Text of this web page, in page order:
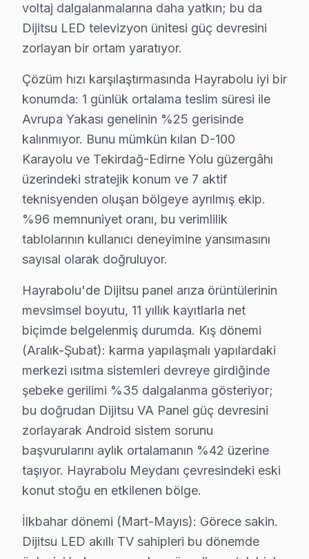
• Online randevu ve SMS bilgilendirme
• Hayrabolu çoklu randevu çakışmasında alternatif
Gün içinde Hayrabolu'da Dijitsu servis randevusu
Dijitsu Servisimizin Kapsamı – Hayrabolu ve
Hayrabolu ve yakın bölgelerde Dijitsu televizyon
Kapsama alanımız:
• Hayrabolu tüm semtler ve mahalleler
• Bitişik ilçelere servis erişimi
• Apartman, rezidans ve iş yeri servisi
Hayrabolu çevresinde Dijitsu servisi için hemen
Dijitsu Servis Teknisyenleri – Hayrabolu
Doğru teşhis ve kalıcı çözüm, deneyimli teknisyenle
Teknisyen yetkinliklerimiz:
• Hayrabolu'de OLED, QLED ve Mini-LED panel
• SMD lehimleme ve BGA reballing sertifikası
• Hayrabolu'de Dijitsu yazılım ve firmware uzmanı
• Hayrabolu servisimizde binlerce başarılı tamir
• Her teknisyen sigortalı ve kayıtlı
TV'niz Hayrabolu'da profesyonel ellerde — kalıcı
Hayrabolu'de Dijitsu Servis: Bölge Bilgisi
Hayrabolu Mahalle Bazlı Dijitsu TV Servis
voltaj dalgalanmalarına daha yatkın; bu da
Dijitsu LED televizyon ünitesi güç devresini
zorlayan bir ortam yaratıyor.
Çözüm hızı karşılaştırmasında Hayrabolu iyi bir
konumda: 1 günlük ortalama teslim süresi ile
Avrupa Yakası genelinin %25 gerisinde
kalınmıyor. Bunu mümkün kılan D-100
Karayolu ve Tekirdağ-Edirne Yolu güzergâhı
üzerindeki stratejik konum ve 7 aktif
teknisyenden oluşan bölgeye ayrılmış ekip.
%96 memnuniyet oranı, bu verimlilik
tablolarının kullanıcı deneyimine yansımasını
sayısal olarak doğruluyor.
Hayrabolu'de Dijitsu panel arıza örüntülerinin
mevsimsel boyutu, 11 yıllık kayıtlarla net
biçimde belgelenmiş durumda. Kış dönemi
(Aralık-Şubat): karma yapılaşmalı yapılardaki
merkezi ısıtma sistemleri devreye girdiğinde
şebeke gerilimi %35 dalgalanma gösteriyor;
bu doğrudan Dijitsu VA Panel güç devresini
zorlayarak Android sistem sorunu
başvurularını aylık ortalamanın %42 üzerine
taşıyor. Hayrabolu Meydanı çevresindeki eski
konut stoğu en etkilenen bölge.
İlkbahar dönemi (Mart-Mayıs): Görece sakin.
Dijitsu LED akıllı TV sahipleri bu dönemde